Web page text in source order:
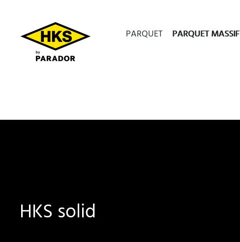
PARQUET PARQUET MASSIF
HKS solid